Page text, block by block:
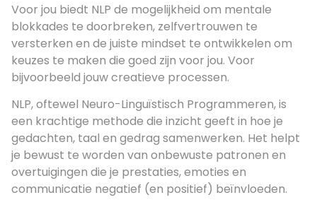
Voor jou biedt NLP de mogelijkheid om mentale
blokkades te doorbreken, zelfvertrouwen te
versterken en de juiste mindset te ontwikkelen om
keuzes te maken die goed zijn voor jou. Voor
bijvoorbeeld jouw creatieve processen.
NLP, oftewel Neuro-Linguïstisch Programmeren, is
een krachtige methode die inzicht geeft in hoe je
gedachten, taal en gedrag samenwerken. Het helpt
je bewust te worden van onbewuste patronen en
overtuigingen die je prestaties, emoties en
communicatie negatief (en positief) beïnvloeden.